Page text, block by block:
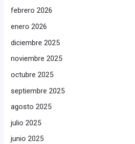
febrero 2026
enero 2026
diciembre 2025
noviembre 2025
octubre 2025
septiembre 2025
agosto 2025
julio 2025
junio 2025